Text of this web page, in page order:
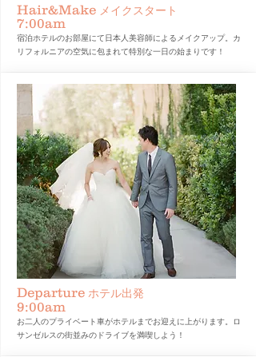
Hair&Make メイクスタート
7:00am
​宿泊ホテルのお部屋にて日本人美容師によるメイクアップ。カ
リフォルニアの空気に包まれて特別な一日の始まりです！
Departure ホテル出発
9:00am
お二人のプライベート車がホテルまでお迎えに上がります。ロ
サンゼルスの街並みのドライブを満喫しよう！